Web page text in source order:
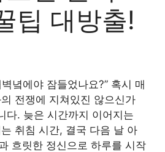
팁 대방출!
녘에야 잠들었나요?” 혹시 매
전쟁에 지쳐있진 않으신가
다. 늦은 시간까지 이어지는
취침 시간, 결국 다음 날 아
흐릿한 정신으로 하루를 시작